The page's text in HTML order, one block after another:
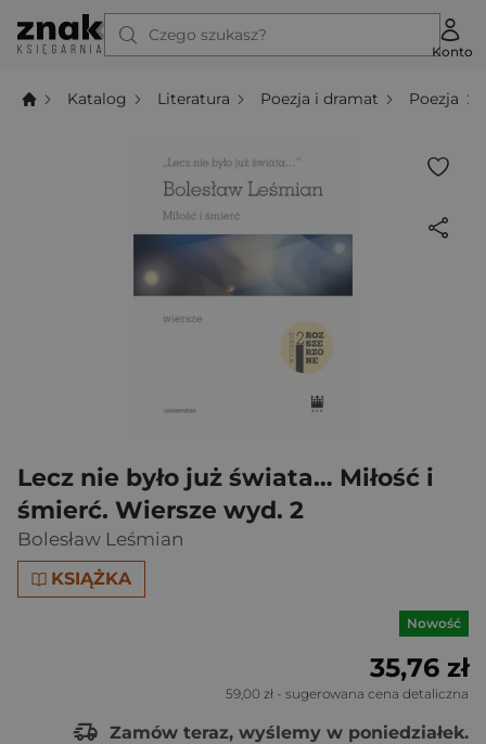
Czego szukasz?
Konto
Katalog Literatura Poezja i dramat Poezja
Lecz nie było już świata… Miłość i
śmierć. Wiersze wyd. 2
Bolesław Leśmian
KSIĄŻKA
Nowość
35,76 zł
59,00 zł - sugerowana cena detaliczna
Zamów teraz, wyślemy w poniedziałek.